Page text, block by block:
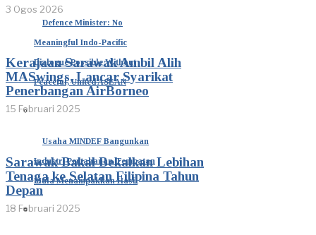
Defence Minister: No
Meaningful Indo-Pacific
Dialogue Possible Without
Peaceful, United ASEAN
Usaha MINDEF Bangunkan
Industri Pertahanan Tempatan
Mula Menampakkan Hasil
3 Ogos 2026
Kerajaan Sarawak Ambil Alih
MASwings, Lancar Syarikat
Penerbangan AirBorneo
15 Februari 2025
Sarawak Bakal Bekalkan Lebihan
Tenaga ke Selatan Filipina Tahun
Depan
18 Februari 2025